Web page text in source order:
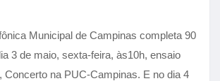
Municipal de Campinas completa 90
3 de maio, sexta-feira, às10h, ensaio
Concerto na PUC-Campinas. E no dia 4